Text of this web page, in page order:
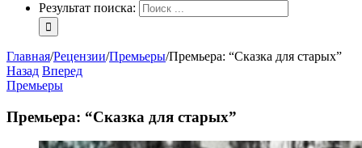
Результат поиска:
Главная/Рецензии/Премьеры/Премьера: “Сказка для старых”
Назад Вперед
Премьеры
Премьера: “Сказка для старых”